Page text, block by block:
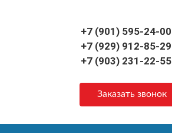
+7 (901) 595-24-00
+7 (929) 912-85-29
+7 (903) 231-22-55
Заказать звонок